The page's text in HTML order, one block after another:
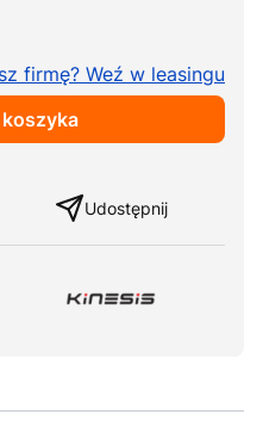
firmę? Weź w leasingu
Udostępnij